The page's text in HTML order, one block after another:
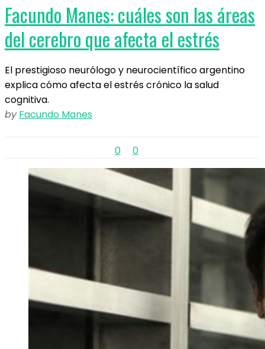
Facundo Manes: cuáles son las áreas
del cerebro que afecta el estrés
El prestigioso neurólogo y neurocientífico argentino
explica cómo afecta el estrés crónico la salud
cognitiva.
by Facundo Manes
0 0